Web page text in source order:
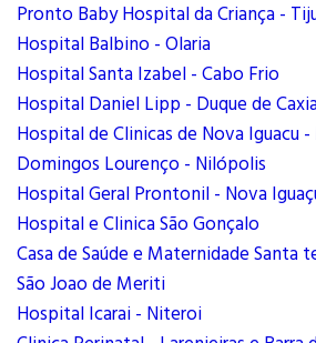
Pronto Baby Hospital da Criança -
Hospital Balbino - Olaria
Hospital Santa Izabel - Cabo Frio
Hospital Daniel Lipp - Duque de
Hospital de Clinicas de Nova Iguacu
Domingos Lourenço - Nilópolis
Hospital Geral Prontonil - Nova
Hospital e Clinica São Gonçalo
Casa de Saúde e Maternidade Santa
São Joao de Meriti
Hospital Icarai - Niteroi